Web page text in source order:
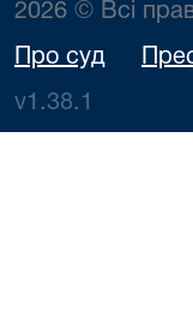
2026 © Всі
Про суд
v1.38.1